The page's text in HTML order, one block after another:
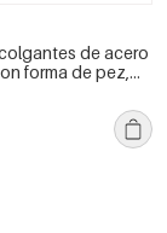
de acero
forma de pez,
Simple, joyería